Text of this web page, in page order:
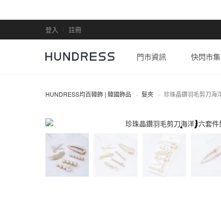
登入 註冊
門市資訊 快閃市集
HUNDRESS均百韓飾 | 韓國飾品 髮夾 珍珠晶鑽羽毛剪刀海